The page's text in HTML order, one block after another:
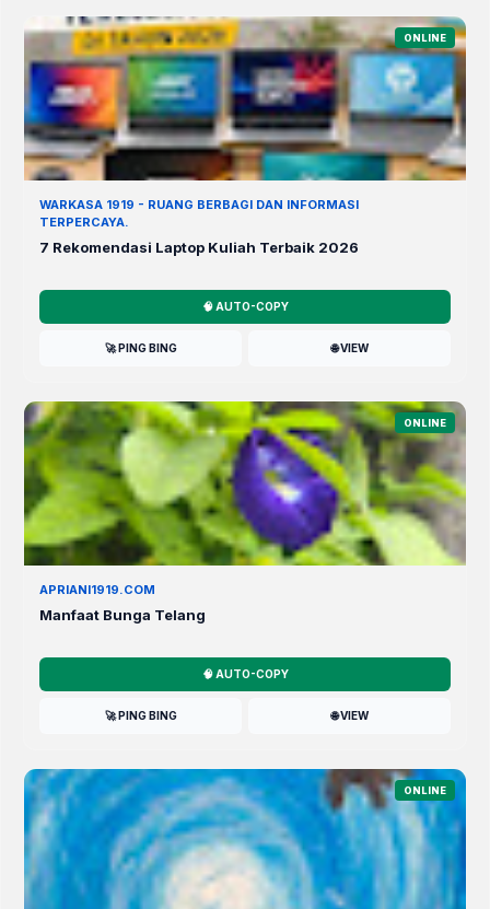
ONLINE
WARKASA 1919 - RUANG BERBAGI DAN INFORMASI
TERPERCAYA.
7 Rekomendasi Laptop Kuliah Terbaik 2026
🧠 AUTO-COPY
🚀 PING BING 🌐 VIEW
ONLINE
APRIANI1919.COM
Manfaat Bunga Telang
🧠 AUTO-COPY
🚀 PING BING 🌐 VIEW
ONLINE